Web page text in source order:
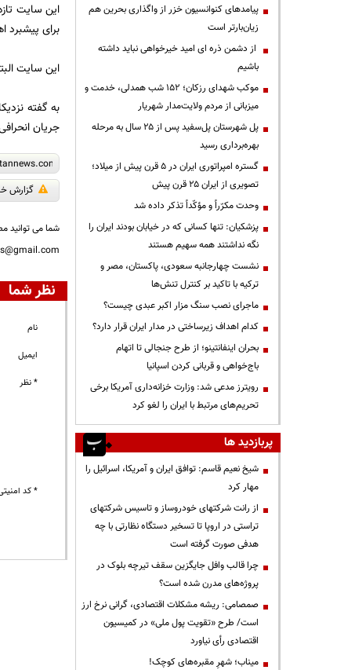
این سایت
برای پیشبرد
این سایت
به گفته
جریان
گزارش
شما می توانید
نظر شما
نام
ایمیل
* نظر
* کد
پیامدهای کنوانسیون خزر از واگذاری بحرین هم
زیان‌بارتر است
از دشمن ذره ای امید خیرخواهی نباید داشته
باشیم
موکب شهدای رزکان؛ ۱۵۲ شب همدلی، خدمت و
میزبانی از مردم ولایت‌مدار شهریار
پل شهرستان پل‌سفید پس از ۲۵ سال به مرحله
بهره‌برداری رسید
گستره امپراتوری ایران در ۵ قرن پیش از میلاد؛
تصویری از ایران ۲۵ قرن پیش
وحدت مکرّراً و مؤکّداً تذکر داده شد
پزشکیان: تنها کسانی که در خیابان بودند ایران را
نگه نداشتند همه سهیم هستند
نشست چهارجانبه سعودی، پاکستان، مصر و
ترکیه با تاکید بر کنترل تنش‌ها
ماجرای نصب سنگ مزار اکبر عبدی چیست؟
کدام اهداف زیرساختی در مدار ایران قرار دارد؟
بحران اینفانتینو؛ از طرح جنجالی تا اتهام
باج‌خواهی و قربانی کردن اسپانیا
رویترز مدعی شد: وزارت خزانه‌داری آمریکا برخی
تحریم‌های مرتبط با ایران را لغو کرد
پربازدید ها
شیخ نعیم قاسم: توافق ایران و آمریکا، اسرائیل را
مهار کرد
از رانت‌ شرکتهای خودروساز و تاسیس شرکتهای
تراستی در اروپا تا تسخیر دستگاه نظارتی با چه
هدفی صورت گرفته است
چرا قالب وافل جایگزین سقف تیرچه بلوک در
پروژه‌های مدرن شده است؟
صمصامی: ریشه مشکلات اقتصادی، گرانی نرخ ارز
است/ طرح «تقویت پول ملی» در کمیسیون
اقتصادی رأی نیاورد
میناب؛ شهرِ مقبره‌های کوچک!